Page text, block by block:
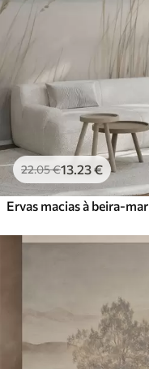
22.05€13 .23€
Ervas macias à beira-mar